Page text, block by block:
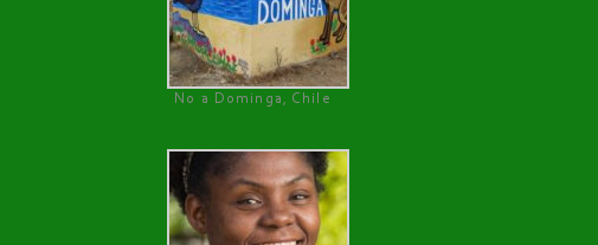
No a Dominga, Chile